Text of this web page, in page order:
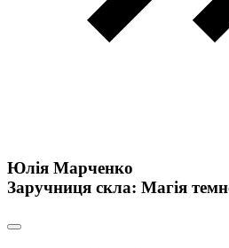
Юлія Марченко
Заручниця скла: Магія